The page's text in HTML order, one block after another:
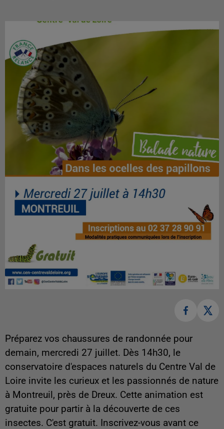
Préparez vos chaussures de randonnée pour
demain, mercredi 27 juillet. Dès 14h30, le
conservatoire d'espaces naturels du Centre Val de
Loire invite les curieux et les passionnés de nature
à Montreuil, près de Dreux. Cette animation est
gratuite pour partir à la découverte de ces
insectes. C'est gratuit. Inscrivez-vous avant ce